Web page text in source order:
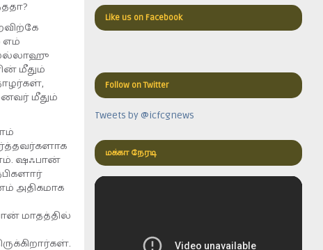
எம்
மீதும்
மீதும்
ஷஃபான்
அதிகமாக
மாதத்தில்
Like us on Facebook
Follow on Twitter
Tweets by @icfcgnews
மக்கா நேரடி